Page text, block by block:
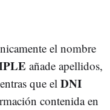
el nombre
añade apellidos,
que el DNI
contenida en